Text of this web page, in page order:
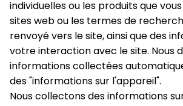
individuelles ou les produits que
sites web ou les termes de
renvoyé vers le site, ainsi que des
votre interaction avec le site. Nous
informations collectées
des "informations sur l'appareil".
Nous collectons des informations